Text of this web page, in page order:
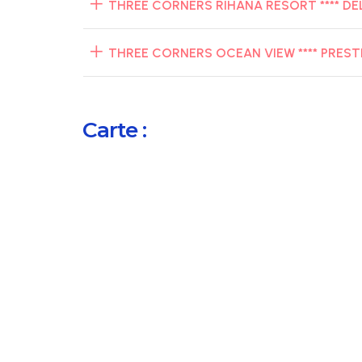
THREE CORNERS RIHANA RESORT ****
THREE CORNERS OCEAN VIEW ****
Carte :